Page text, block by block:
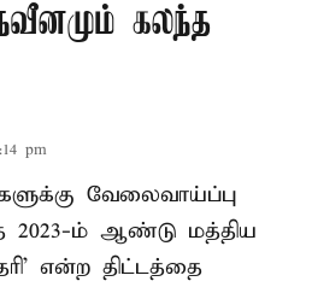
நவீனமும் கலந்த
pm
வேலைவாய்ப்பு
2023-ம் ஆண்டு மத்திய
என்ற திட்டத்தை